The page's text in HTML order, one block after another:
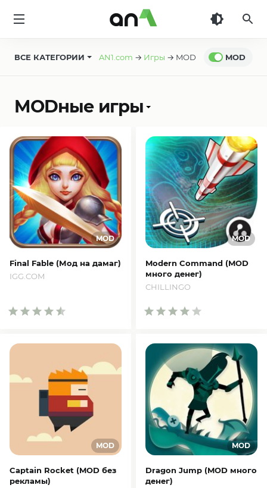
ВСЕ КАТЕГОРИИ MOD
AN1.com → Игры → MOD
MODные игры
Final Fable (Мод на дамаг)
IGG.COM
Modern Command (MOD
много денег)
CHILLINGO
Captain Rocket (MOD без
рекламы)
Dragon Jump (MOD много
денег)